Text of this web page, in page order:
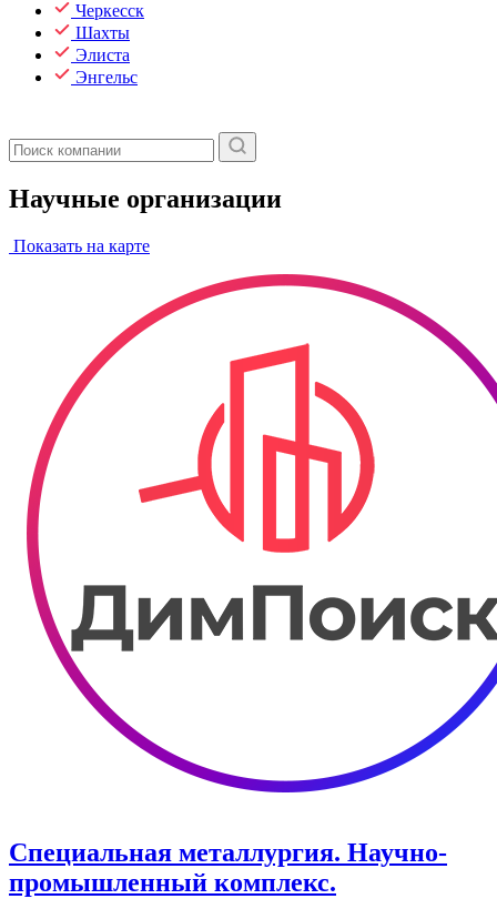
Черкесск
Шахты
Элиста
Энгельс
Научные организации
Показать на карте
Специальная металлургия. Научно-
промышленный комплекс.